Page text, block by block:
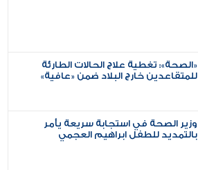
«الصحة»: تغطية علاج الحالات الطارئة
للمتقاعدين خارج البلاد ضمن «عافية»
وزير الصحة في استجابة سريعة يأمر
بالتمديد للطفل ابراهيم العجمي